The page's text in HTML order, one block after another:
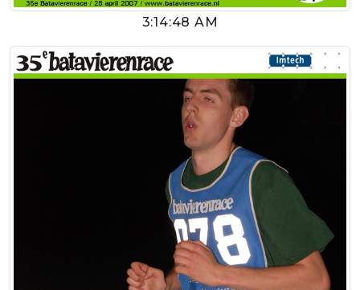
3:14:48 AM